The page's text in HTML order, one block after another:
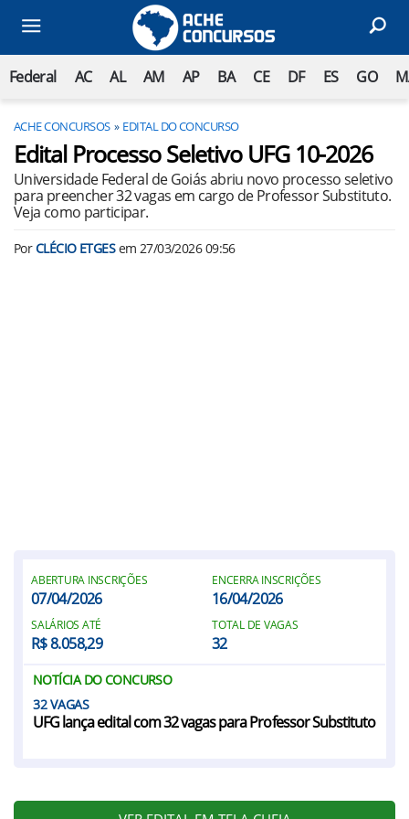
Federal AC AL AM AP BA CE DF ES GO
ACHE CONCURSOS EDITAL DO CONCURSO
Edital Processo Seletivo UFG 10-2026
Universidade Federal de Goiás abriu novo processo seletivo
para preencher 32 vagas em cargo de Professor Substituto.
Veja como participar.
PorCLÉCIO ETGESem 27/03/2026 09:56
ABERTURA INSCRIÇÕES
07/04/2026
ENCERRA INSCRIÇÕES
16/04/2026
SALÁRIOS ATÉ
R$ 8.058,29
TOTAL DE VAGAS
32
NOTÍCIA DO CONCURSO
32
UFG lança edital com 32 vagas para Professor Substituto